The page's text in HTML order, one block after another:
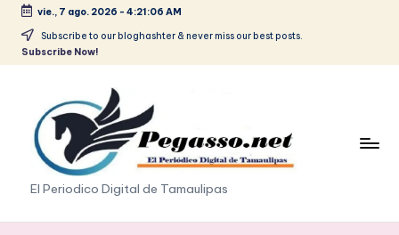
Saltar
vie., 7 ago. 2026 - 4:21:06 AM
Subscribe to our bloghashter & never miss our best posts.
Subscribe Now!
p
e
El Periodico Digital de Tamaulipas